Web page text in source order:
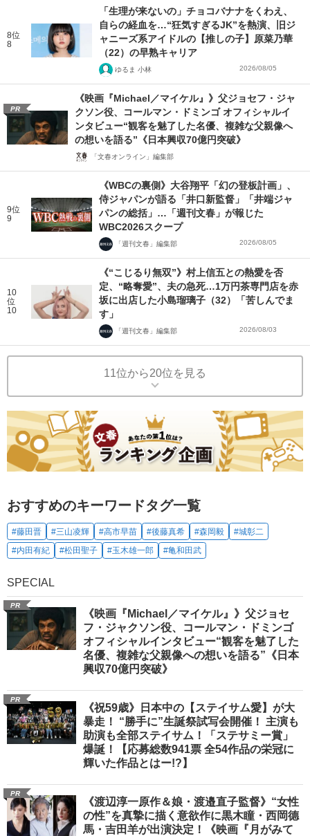
8位
8
「生理が来ないの」チョコバナナをくわえ、
自らの経血を…“狂気すぎるJK”を熱演、旧ジ
ャニーズ系アイドルの【推しの子】原菜乃華
（22）の早熟キャリア
ゆるま 小林 2026/08/05
PR
《映画『Michael／マイケル』》父ジョセフ・ジャ
クソン役、コールマン・ドミンゴ オフィシャルイ
ンタビュー“観客を魅了した名優、複雑な父親像へ
の想いを語る”《日本興収70億円突破》
「文春オンライン」編集部
9位
9
《WBCの裏側》大谷翔平「幻の登板計画」、
侍ジャパンが語る「井口新監督」「井端ジャ
パンの総括」…「週刊文春」が報じた
WBC2026スクープ
「週刊文春」編集部 2026/08/05
10
位
10
《“こじるり無双”》村上信五との熱愛を否
定、“略奪愛”、夫の急死…1万円茶専門店を赤
坂に出店した小島瑠璃子（32）「苦しんでま
す」
「週刊文春」編集部 2026/08/03
11位から20位を見る
おすすめのキーワードタグ一覧
#藤田晋 #三山凌輝 #高市早苗 #後藤真希 #森岡毅
#城彰二
#内田有紀
#松田聖子 #玉木雄一郎 #亀和田武
SPECIAL
PR
《映画『Michael／マイケル』》父ジョセ
フ・ジャクソン役、コールマン・ドミンゴ
オフィシャルインタビュー“観客を魅了した
名優、複雑な父親像への想いを語る”《日本
興収70億円突破》
PR
《祝59歳》日本中の【ステイサム愛】が大
暴走！ “勝手に”生誕祭試写会開催！ 主演も
助演も全部ステイサム！「ステサミー賞」
爆誕！【応募総数941票 全54作品の栄冠に
輝いた作品とはー!?】
PR
《渡辺淳一原作＆娘・渡邉直子監督》“女性
の性”を真摯に描く意欲作に黒木瞳・西岡德
馬・吉田羊が出演決定！《映画『月がみて